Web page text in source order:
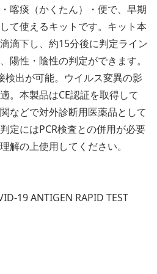
喀痰（かくたん）・便で、早期
て使えるキットです。キット本
滴下し、約15分後に判定ライン
陽性・陰性の判定ができます。
検出が可能。ウイルス変異の影
。本製品はCE認証を取得して
などで対外診断用医薬品として
定にはPCR検査との併用が必要
解の上使用してください。
19 ANTIGEN RAPID TEST